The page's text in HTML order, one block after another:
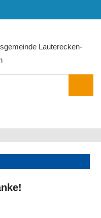
Lauterecken-